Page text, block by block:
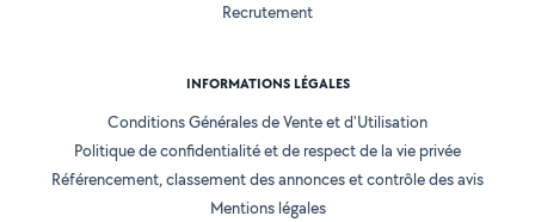
Recrutement
INFORMATIONS LÉGALES
Conditions Générales de Vente et d'Utilisation
Politique de confidentialité et de respect de la vie privée
Référencement, classement des annonces et contrôle des avis
Mentions légales